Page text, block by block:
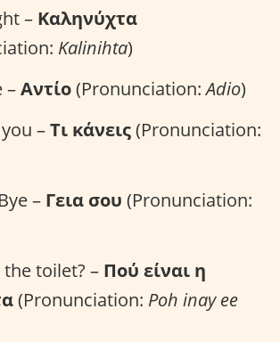
– Καληνύχτα
Kalinihta)
–Αντίο(Pronunciation:Adio)
–Τι κάνεις(Pronunciation:
– Γεια σου (Pronunciation:
toilet? – Πού είναι η
(Pronunciation: Poh inay ee